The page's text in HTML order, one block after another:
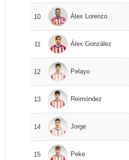
10 Álex Lorenzo
11 Álex González
12 Pelayo
13 Reimóndez
14 Jorge
15 Peke